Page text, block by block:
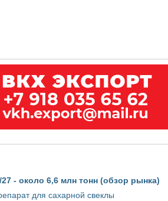
- около 6,6 млн тонн (обзор рынка)
для сахарной свеклы